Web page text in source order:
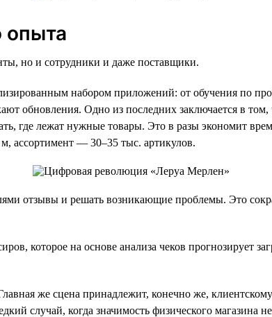
опыта
но и сотрудники и даже поставщики.
набором приложений: от обучения по
обновления. Одно из последних заключается в
где лежат нужные товары. Это в разы экономит
ассортимент — 30–35 тыс. артикулов.
отзывы и решать возникающие проблемы. Это
которое на основе анализа чеков прогнозирует
же сцена принадлежит, конечно же,
случай, когда значимость физического